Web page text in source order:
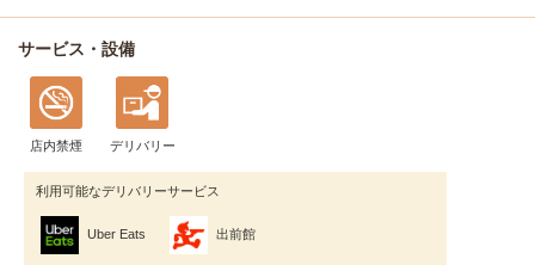
サービス・設備
店内禁煙 デリバリー
利用可能なデリバリーサービス
Uber Eats 出前館